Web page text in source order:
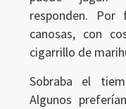
responden.
canosas, con
cigarrillo de
Sobraba el
Algunos